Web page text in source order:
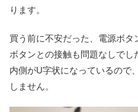
ります。
買う前に不安だった、電源ボ
ボタンとの接触も問題なしでし
内側がU字状になっているので
しません。